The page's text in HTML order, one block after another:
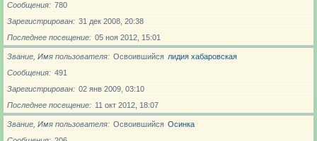
Сообщения
780
Зарегистрирован
31 дек 2008, 20:38
Последнее посещение
05 ноя 2012, 15:01
Звание, Имя пользователя Освоившийся лидия хабаровская
Сообщения
491
Зарегистрирован
02 янв 2009, 03:10
Последнее посещение
11 окт 2012, 18:07
Звание, Имя пользователя Освоившийся Осинка